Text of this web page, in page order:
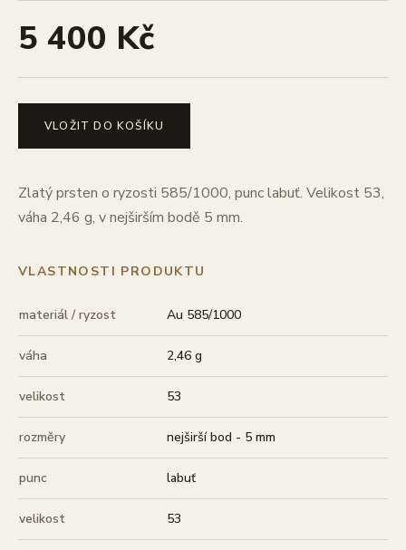
5 400 Kč
VLOŽIT DO KOŠÍKU
Zlatý prsten o ryzosti 585/1000, punc labuť. Velikost 53,
váha 2,46 g, v nejširším bodě 5 mm.
VLASTNOSTI PRODUKTU
materiál / ryzost Au 585/1000
váha 2,46 g
velikost 53
rozměry nejširší bod - 5 mm
punc labuť
velikost 53